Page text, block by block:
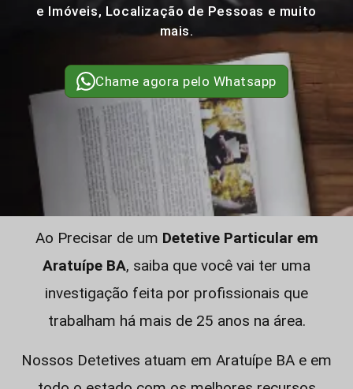
e Imóveis, Localização de Pessoas e muito
mais.
Chame agora pelo Whatsapp
Ao Precisar de um Detetive Particular em
Aratuípe BA, saiba que você vai ter uma
investigação feita por profissionais que
trabalham há mais de 25 anos na área.
Nossos Detetives atuam em Aratuípe BA e em